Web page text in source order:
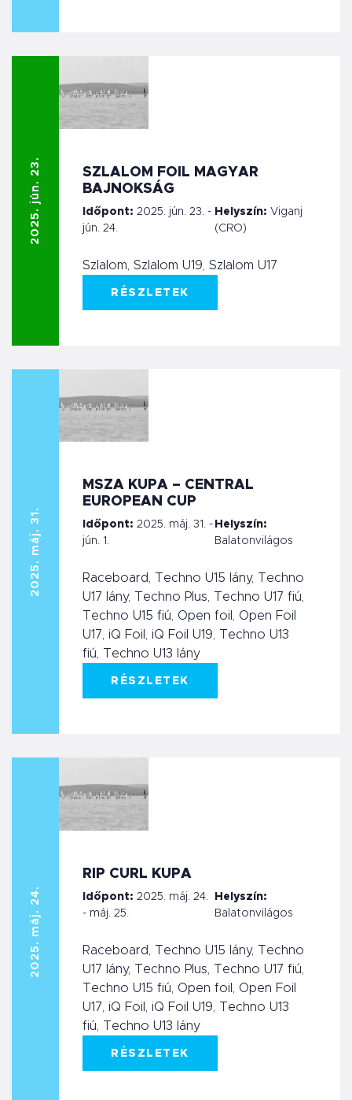
2025. jún. 23.
SZLALOM FOIL MAGYAR
BAJNOKSÁG
Időpont: 2025. jún. 23. -
jún. 24.
Helyszín: Viganj
(CRO)
Szlalom, Szlalom U19, Szlalom U17
RÉSZLETEK
2025. máj. 31.
MSZA KUPA – CENTRAL
EUROPEAN CUP
Időpont: 2025. máj. 31. -
jún. 1.
Helyszín:
Balatonvilágos
Raceboard, Techno U15 lány, Techno
U17 lány, Techno Plus, Techno U17 fiú,
Techno U15 fiú, Open foil, Open Foil
U17, iQ Foil, iQ Foil U19, Techno U13
fiú, Techno U13 lány
RÉSZLETEK
2025. máj. 24.
RIP CURL KUPA
Időpont: 2025. máj. 24.
- máj. 25.
Helyszín:
Balatonvilágos
Raceboard, Techno U15 lány, Techno
U17 lány, Techno Plus, Techno U17 fiú,
Techno U15 fiú, Open foil, Open Foil
U17, iQ Foil, iQ Foil U19, Techno U13
fiú, Techno U13 lány
RÉSZLETEK